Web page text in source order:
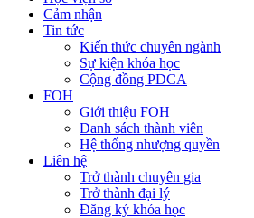
Cảm nhận
Tin tức
Kiến thức chuyên ngành
Sự kiện khóa học
Cộng đồng PDCA
FOH
Giới thiệu FOH
Danh sách thành viên
Hệ thống nhượng quyền
Liên hệ
Trở thành chuyên gia
Trở thành đại lý
Đăng ký khóa học